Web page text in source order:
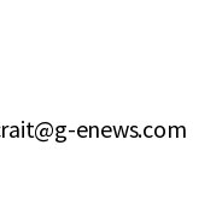
enews.com